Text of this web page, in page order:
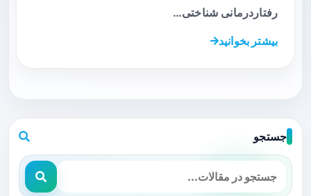
رفتاردرمانی شناختی…
بیشتر بخوانید
جستجو